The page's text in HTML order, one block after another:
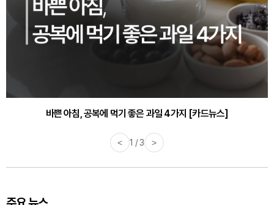
바쁜 아침, 공복에 먹기 좋은 과일 4가지 [카드뉴스]
< 1 / 3 >